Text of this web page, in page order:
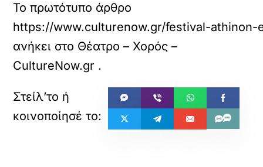
Το πρωτότυπο άρθρο
https://www.culturenow.gr/festival-
ανήκει στο Θέατρο – Χορός –
CultureNow.gr .